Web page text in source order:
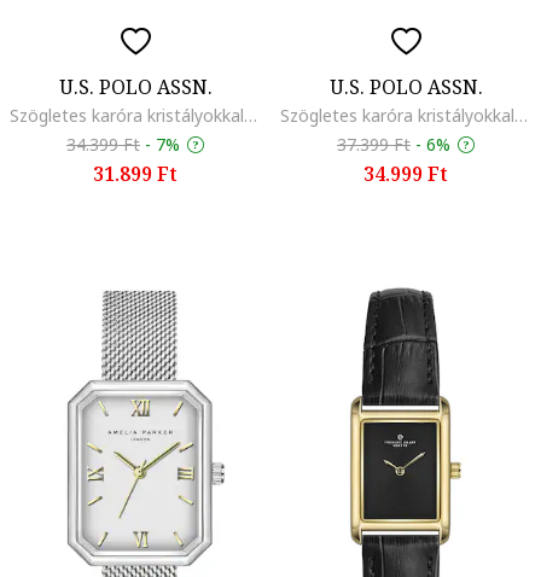
U.S. POLO ASSN.
Szögletes karóra kristályokkal, Ezüstszín
34.399 Ft - 7%
31.899 Ft
U.S. POLO ASSN.
Szögletes karóra kristályokkal, Rózsaarany
37.399 Ft - 6%
34.999 Ft